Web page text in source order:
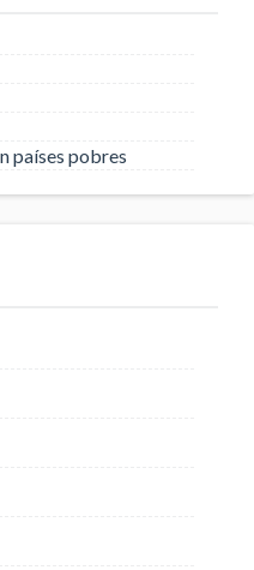
países pobres